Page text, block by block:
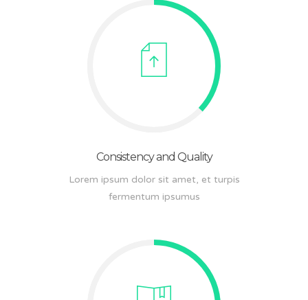
Consistency and Quality
Lorem ipsum dolor sit amet, et turpis
fermentum ipsumus